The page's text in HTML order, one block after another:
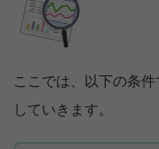
ここでは、以下の条
していきます。